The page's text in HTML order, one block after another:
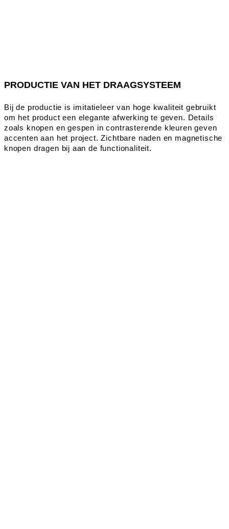
PRODUCTIE VAN HET DRAAGSYSTEEM
Bij de productie is imitatieleer van hoge kwaliteit gebruikt
om het product een elegante afwerking te geven. Details
zoals knopen en gespen in contrasterende kleuren geven
accenten aan het project. Zichtbare naden en magnetische
knopen dragen bij aan de functionaliteit.